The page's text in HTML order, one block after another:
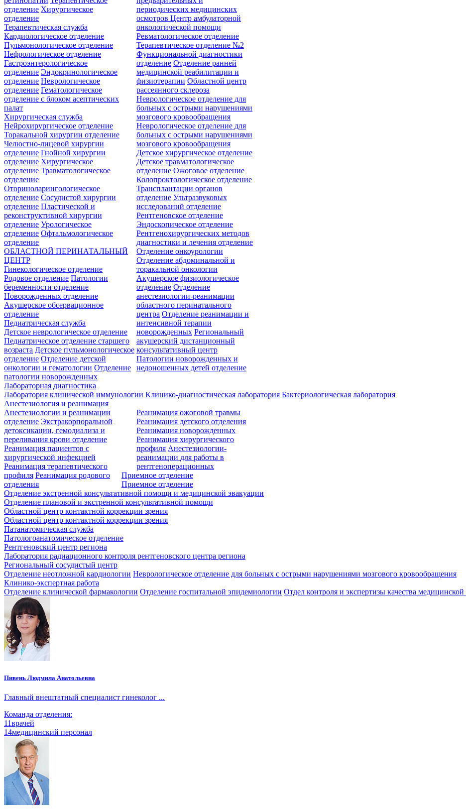
отделение Хирургическое
отделение
периодических медицинских
осмотровЦентр амбулаторной
онкологической помощи
Терапевтическая служба
Кардиологическое отделение
Пульмонологическое отделение
Нефрологическое отделение
Гастроэнтерологическое
отделение Эндокринологическое
отделение Неврологическое
отделение Гематологическое
отделение c блоком асептических
палат
Ревматологическое отделение
Терапевтическое отделение №2
Функциональной диагностики
отделение Отделение ранней
медицинской реабилитации и
физиотерапии Областной центр
рассеянного склероза
Неврологическое отделение для
больных с острыми нарушениями
мозгового кровообращения
Неврологическое отделение для
больных с острыми нарушениями
мозгового кровообращения
Хирургическая служба
Нейрохирургическое отделение
Торакальной хирургии отделение
Челюстно-лицевой хирургии
отделение Гнойной хирургии
отделение Хирургическое
отделение Травматологическое
отделение
Оториноларингологическое
отделение Сосудистой хирургии
отделение Пластической и
реконструктивной хирургии
отделение Урологическое
отделение Офтальмологическое
отделение
Детское хирургическое отделение
Детское травматологическое
отделение Ожоговое отделение
Колопроктологическое отделение
Трансплантации органов
отделение Ультразвуковых
исследований отделение
Рентгеновское отделение
Эндоскопическое отделение
Рентгенохирургических методов
диагностики и лечения отделение
Отделение онкоурологии
Отделение абдоминальной и
торакальной онкологии
ОБЛАСТНОЙ ПЕРИНАТАЛЬНЫЙ
ЦЕНТР
Гинекологическое отделение
Родовое отделение Патологии
беременности отделение
Новорожденных отделение
Акушерское обсервационное
отделение
Акушерское физиологическое
отделение Отделение
анестезиологии-реанимации
областного перинатального
центра Отделение реанимации и
интенсивной терапии
новорожденных Региональный
акушерский дистанционный
консультативный центр
Патологии новорожденных и
недоношенных детей отделение
Педиатрическая служба
Детское неврологическое отделение
Педиатрическое отделение старшего
возраста Детское пульмонологическое
отделение Отделение детской
онкологии и гематологии Отделение
патологии новорожденных
Лабораторная диагностика
Лаборатория клинической иммунологии Клинико-диагностическая лаборатория Бактериологическая лаборатория
Анестезиология и реанимация
Анестезиологии и реанимации
отделение Экстракорпоральной
детоксикации, гемодиализа и
переливания крови отделение
Реанимация пациентов с
хирургической инфекцией
Реанимация терапевтического
профиля Реанимация родового
отделения
Реанимация ожоговой травмы
Реанимация детского отделения
Реанимация новорожденных
Реанимация хирургического
профиля Анестезиологии-
реанимации для работы в
рентгеноперационных
Приемное отделение
Приемное отделение
Отделение экстренной консультативной помощи и медицинской эвакуации
Отделение плановой и экстренной консультативной помощи
Областной центр контактной коррекции зрения
Областной центр контактной коррекции зрения
Патанатомическая служба
Патологоанатомическое отделение
Рентгеновский центр региона
Лаборатория радиационного контроля рентгеновского центра региона
Региональный сосудистый центр
Отделение неотложной кардиологии Неврологическое отделение для больных с острыми нарушениями мозгового кровообращения
Клинико-экспертная работа
Отделение клинической фармакологии Отделение госпитальной эпидемиологии Отдел контроля и экспертизы качества
Пивень Людмила Анатольевна
Главный внештатный специалист гинеколог ...
Команда отделения:
11врачей
14медицинский персонал